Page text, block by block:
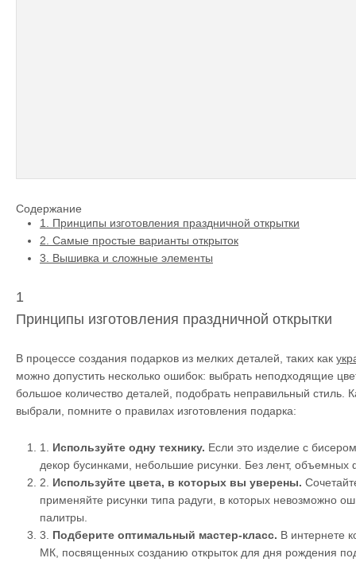
Содержание
1.
Принципы изготовления праздничной открытки
2. Самые простые варианты открыток
3.
Вышивка и сложные элементы
1
Принципы изготовления праздничной открытки
В процессе создания подарков из мелких деталей, таких как
можно допустить несколько ошибок: выбрать неподходящие
большое количество деталей, подобрать неправильный стиль.
выбрали, помните о правилах изготовления подарка:
1. Используйте одну технику. Если это изделие с
декор бусинками, небольшие рисунки. Без лент, объемных
2. Используйте цвета, в которых вы уверены.
применяйте рисунки типа радуги, в которых невозможно
палитры.
3. Подберите оптимальный мастер-класс. В интернете
МК, посвященных созданию открыток для дня рождения